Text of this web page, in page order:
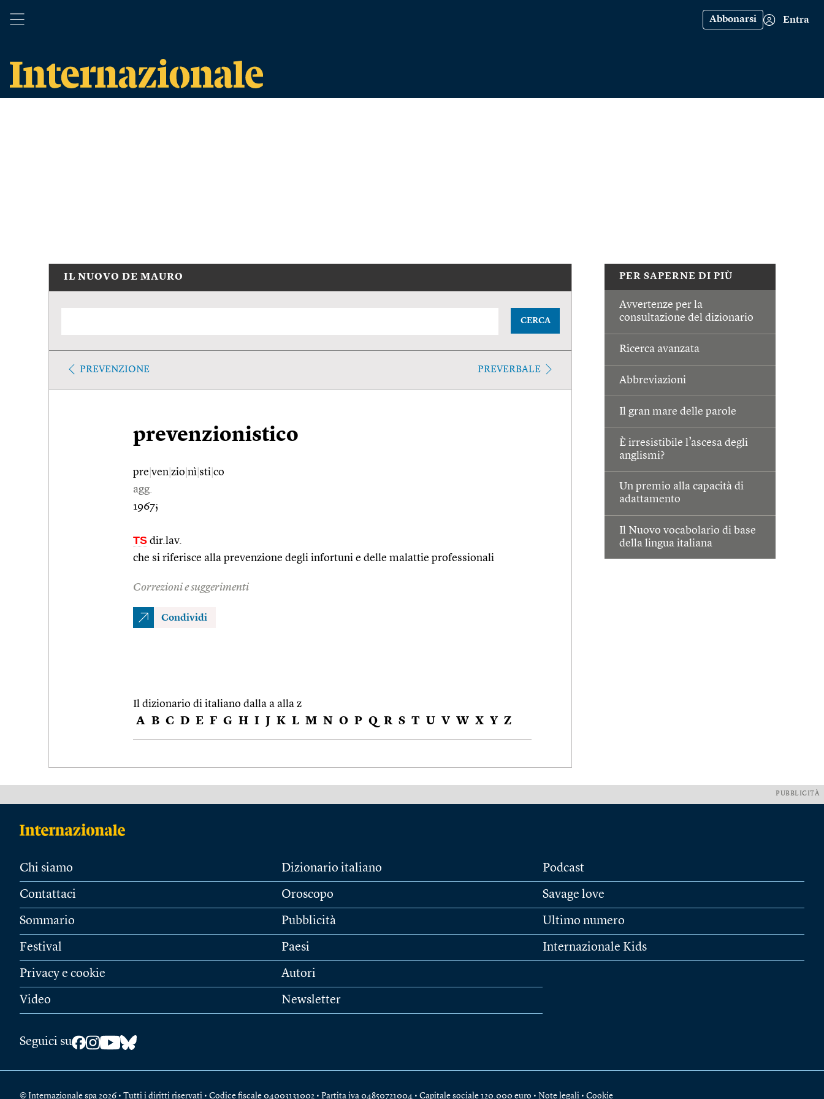
Abbonarsi Entra
PER SAPERNE DI PIÙ
Avvertenze per la
consultazione del dizionario
Ricerca avanzata
Abbreviazioni
Il gran mare delle parole
È irresistibile l’ascesa degli
anglismi?
Un premio alla capacità di
adattamento
Il Nuovo vocabolario di base
della lingua italiana
IL NUOVO DE MAURO
CERCA
PREVENZIONE PREVERBALE
prevenzionistico
pre ven zio nì sti co
agg.
1967;
TS dir.lav.
che si riferisce alla prevenzione degli infortuni e delle malattie professionali
Correzioni e suggerimenti
Condividi
Il dizionario di italiano dalla a alla z
A B C D E F G H I J K L M N O P Q R S T U V W X Y Z
PUBBLICITÀ
Chi siamo
Contattaci
Sommario
Festival
Privacy e cookie
Video
Dizionario italiano
Oroscopo
Pubblicità
Paesi
Autori
Newsletter
Podcast
Savage love
Ultimo numero
Internazionale Kids
Seguici su
© Internazionale spa 2026 • Tutti i diritti riservati • Codice fiscale 04003131002 • Partita iva 04850721004 • Capitale sociale 120.000 euro • Note legali • Cookie